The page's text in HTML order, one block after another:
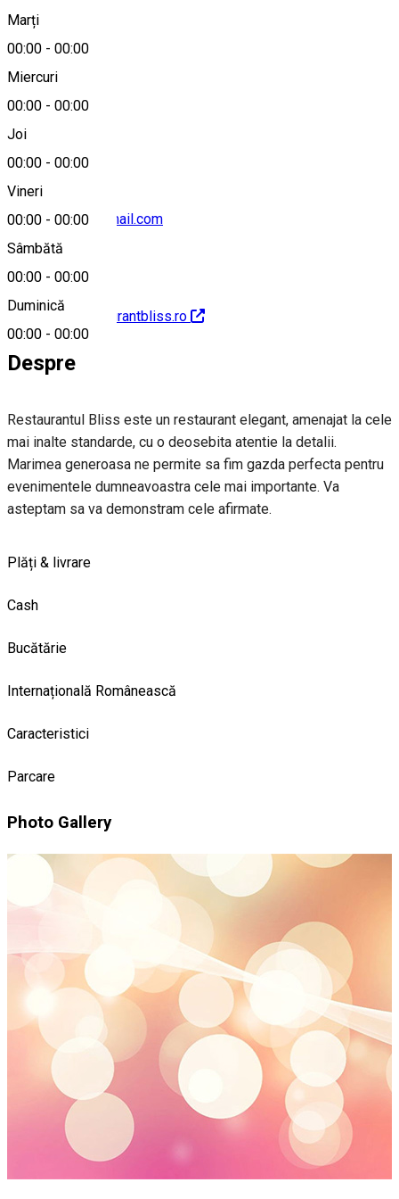
Marți
00:00 - 00:00
Miercuri
00:00 - 00:00
Joi
00:00 - 00:00
Vineri
00:00 - 00:00
Sâmbătă
00:00 - 00:00
Duminică
00:00 - 00:00
Hartă
blissromania@gmail.com
http://www.restaurantbliss.ro
Despre
Restaurantul Bliss este un restaurant elegant, amenajat la cele
mai inalte standarde, cu o deosebita atentie la detalii.
Marimea generoasa ne permite sa fim gazda perfecta pentru
evenimentele dumneavoastra cele mai importante. Va
asteptam sa va demonstram cele afirmate.
Plăți & livrare
Cash
Bucătărie
Internațională Românească
Caracteristici
Parcare
Photo Gallery